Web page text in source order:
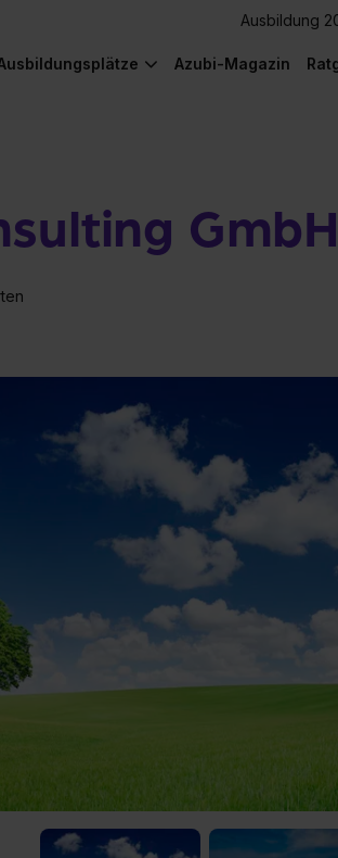
Ausbildung
Azubi-Magazin
GmbH